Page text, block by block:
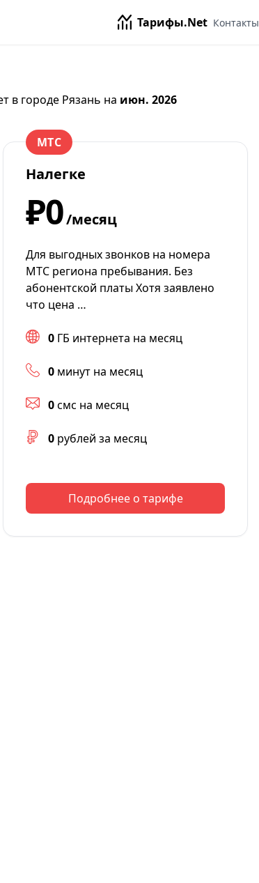
Тарифы.Net Контакты
в городе Рязань на июн. 2026
МТС
Налегке
₽0/месяц
Для выгодных звонков на номера
МТС региона пребывания. Без
абонентской платы Хотя заявлено
что цена …
0 ГБ интернета на месяц
0 минут на месяц
0смс на месяц
0 рублей за месяц
Подробнее о тарифе